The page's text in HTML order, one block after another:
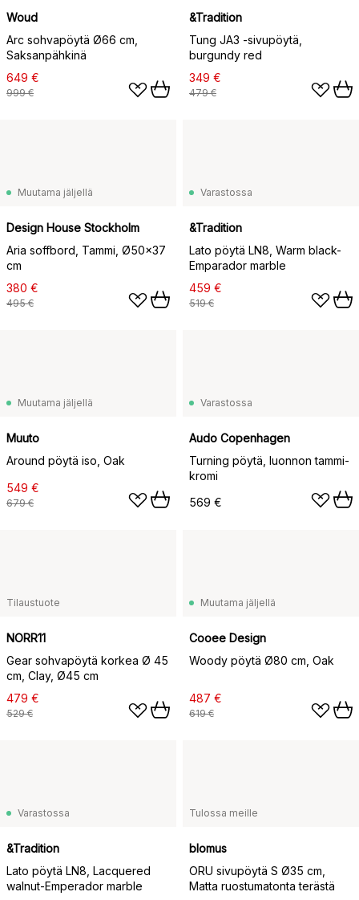
Woud
Arc sohvapöytä Ø66 cm,
Saksanpähkinä
649 €
999 €
&Tradition
Tung JA3 -sivupöytä,
burgundy red
349 €
479 €
Muutama jäljellä
Design House Stockholm
Aria soffbord, Tammi, Ø50x37
cm
380 €
495 €
Varastossa
&Tradition
Lato pöytä LN8, Warm black-
Emparador marble
459 €
519 €
Muutama jäljellä
Muuto
Around pöytä iso, Oak
549 €
679 €
Varastossa
Audo Copenhagen
Turning pöytä, luonnon tammi-
kromi
569 €
Tilaustuote
NORR11
Gear sohvapöytä korkea Ø 45
cm, Clay, Ø45 cm
479 €
529 €
Muutama jäljellä
Cooee Design
Woody pöytä Ø80 cm, Oak
487 €
619 €
Varastossa
&Tradition
Lato pöytä LN8, Lacquered
walnut-Emperador marble
Tulossa meille
blomus
ORU sivupöytä S Ø35 cm,
Matta ruostumatonta terästä